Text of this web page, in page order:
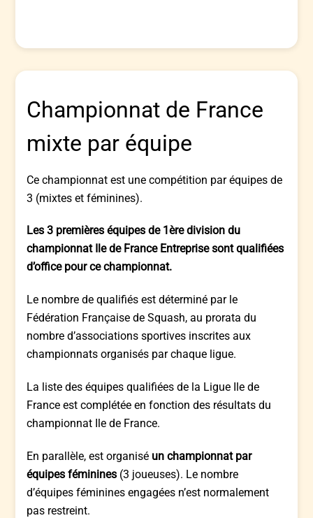
Championnat de France
mixte par équipe
Ce championnat est une compétition par équipes de
3 (mixtes et féminines).
Les 3 premières équipes de 1ère division du
championnat Ile de France Entreprise sont qualifiées
d’office pour ce championnat.
Le nombre de qualifiés est déterminé par le
Fédération Française de Squash, au prorata du
nombre d’associations sportives inscrites aux
championnats organisés par chaque ligue.
La liste des équipes qualifiées de la Ligue Ile de
France est complétée en fonction des résultats du
championnat Ile de France.
En parallèle, est organisé un championnat par
équipes féminines (3 joueuses). Le nombre
d’équipes féminines engagées n’est normalement
pas restreint.